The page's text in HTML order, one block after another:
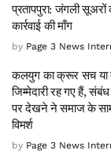
प्रतापपुरा: जंगली
कार्रवाई की माँग
by Page 3 News
कलयुग का क्रूर सच या
जिम्मेदारी रह गए हैं,
पर देखने ने समाज के
विमर्श
by Page 3 News